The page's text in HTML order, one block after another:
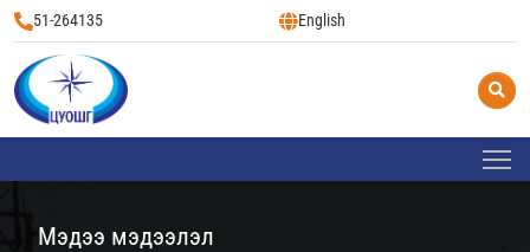
51-264135 English
Мэдээ мэдээлэл